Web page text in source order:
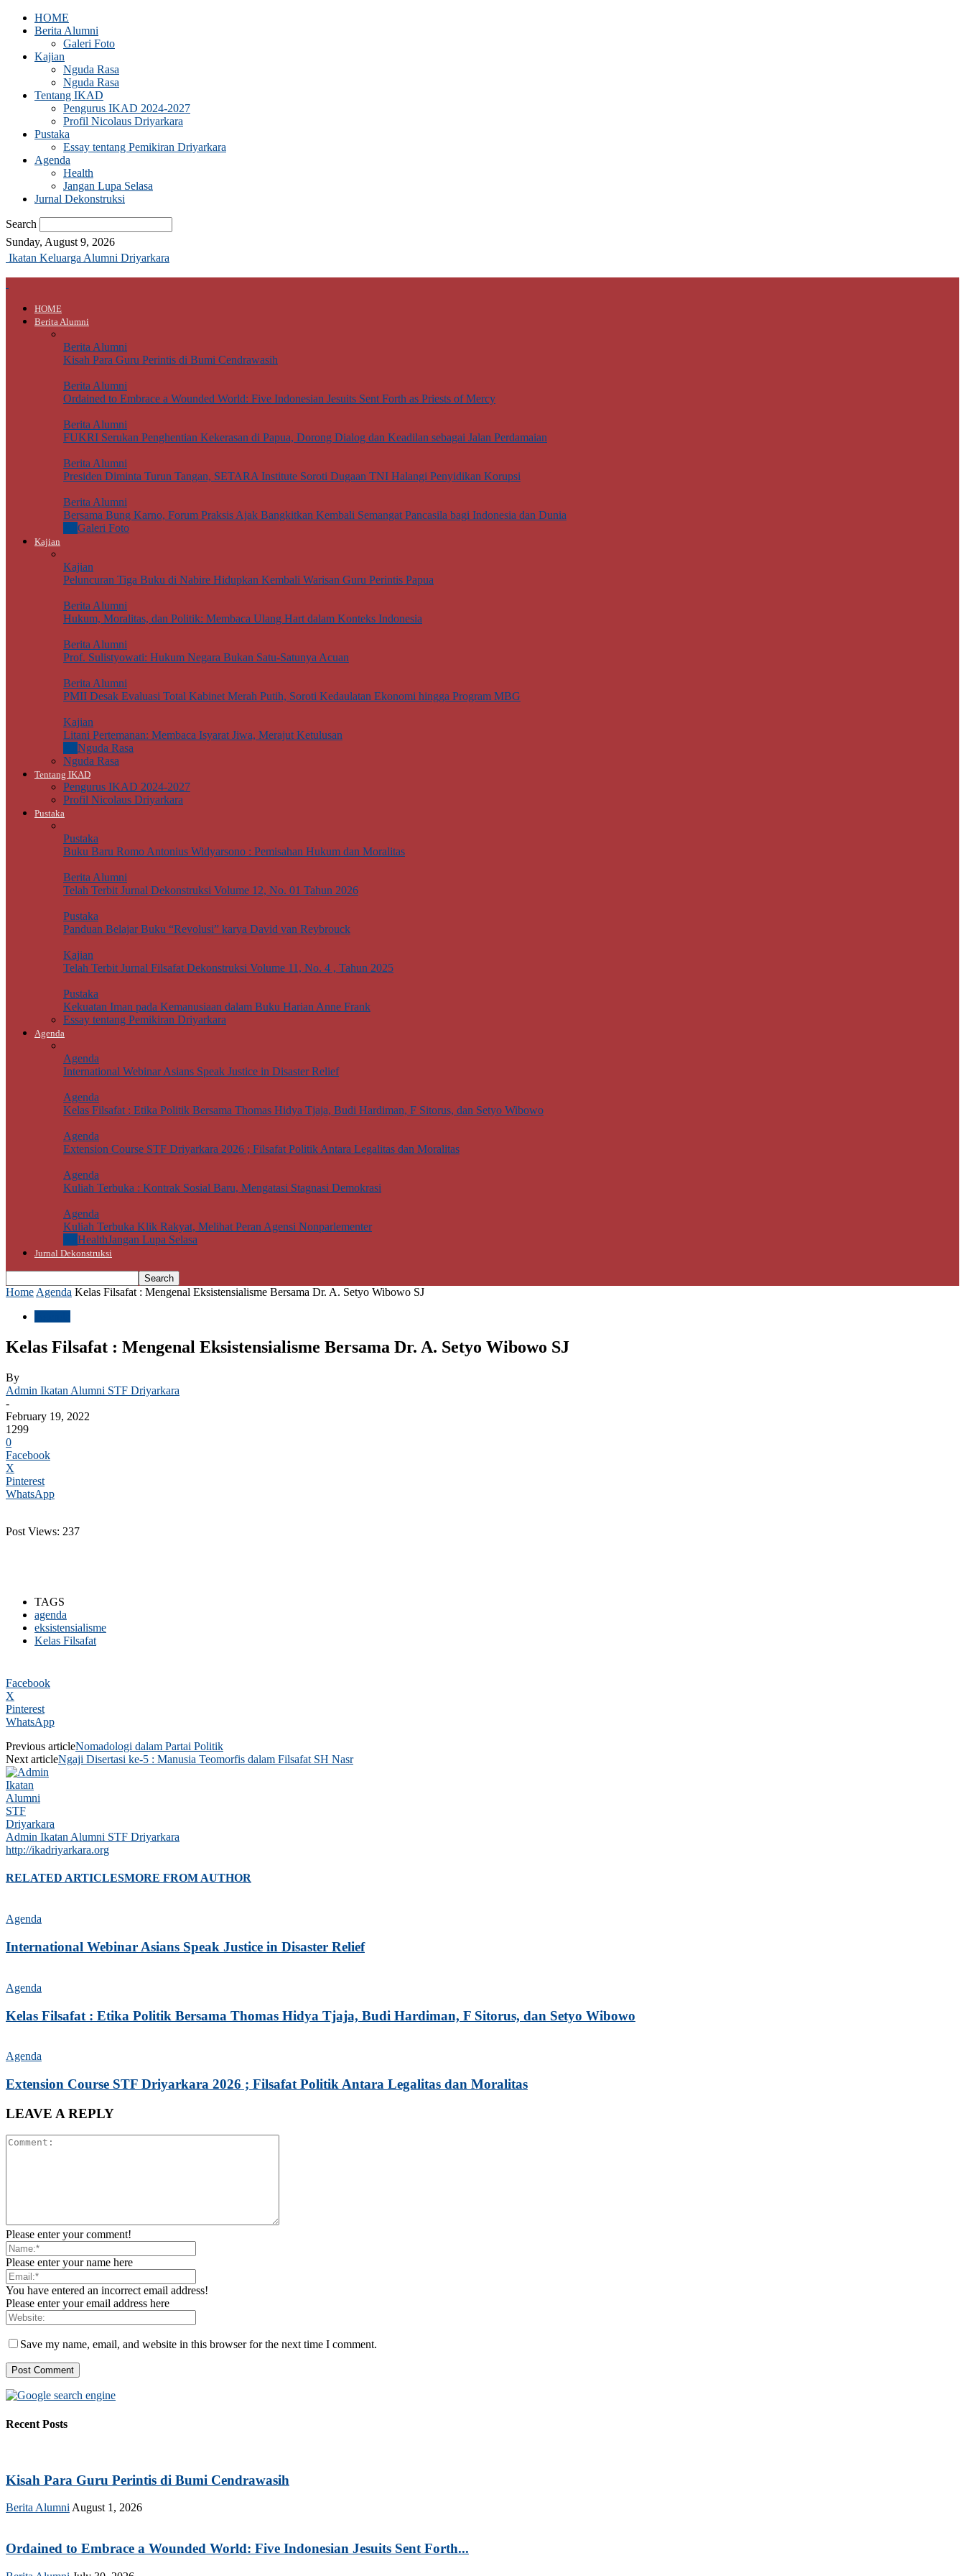
HOME
Berita Alumni
Galeri Foto
Kajian
Nguda Rasa
Nguda Rasa
Tentang IKAD
Pengurus IKAD 2024-2027
Profil Nicolaus Driyarkara
Pustaka
Essay tentang Pemikiran Driyarkara
Agenda
Health
Jangan Lupa Selasa
Jurnal Dekonstruksi
Search
Sunday, August 9, 2026
Ikatan Keluarga Alumni Driyarkara
HOME
Berita Alumni
Berita Alumni
Kisah Para Guru Perintis di Bumi Cendrawasih
Berita Alumni
Ordained to Embrace a Wounded World: Five Indonesian Jesuits Sent Forth as Priests of Mercy
Berita Alumni
FUKRI Serukan Penghentian Kekerasan di Papua, Dorong Dialog dan Keadilan sebagai Jalan Perdamaian
Berita Alumni
Presiden Diminta Turun Tangan, SETARA Institute Soroti Dugaan TNI Halangi Penyidikan Korupsi
Berita Alumni
Bersama Bung Karno, Forum Praksis Ajak Bangkitkan Kembali Semangat Pancasila bagi Indonesia dan Dunia
Galeri Foto
Kajian
Kajian
Peluncuran Tiga Buku di Nabire Hidupkan Kembali Warisan Guru Perintis Papua
Berita Alumni
Hukum, Moralitas, dan Politik: Membaca Ulang Hart dalam Konteks Indonesia
Berita Alumni
Prof. Sulistyowati: Hukum Negara Bukan Satu-Satunya Acuan
Berita Alumni
PMII Desak Evaluasi Total Kabinet Merah Putih, Soroti Kedaulatan Ekonomi hingga Program MBG
Kajian
Litani Pertemanan: Membaca Isyarat Jiwa, Merajut Ketulusan
Nguda Rasa
Nguda Rasa
Tentang IKAD
Pengurus IKAD 2024-2027
Profil Nicolaus Driyarkara
Pustaka
Pustaka
Buku Baru Romo Antonius Widyarsono : Pemisahan Hukum dan Moralitas
Berita Alumni
Telah Terbit Jurnal Dekonstruksi Volume 12, No. 01 Tahun 2026
Pustaka
Panduan Belajar Buku “Revolusi” karya David van Reybrouck
Kajian
Telah Terbit Jurnal Filsafat Dekonstruksi Volume 11, No. 4 , Tahun 2025
Pustaka
Kekuatan Iman pada Kemanusiaan dalam Buku Harian Anne Frank
Essay tentang Pemikiran Driyarkara
Agenda
Agenda
International Webinar Asians Speak Justice in Disaster Relief
Agenda
Kelas Filsafat : Etika Politik Bersama Thomas Hidya Tjaja, Budi Hardiman, F Sitorus, dan Setyo Wibowo
Agenda
Extension Course STF Driyarkara 2026 ; Filsafat Politik Antara Legalitas dan Moralitas
Agenda
Kuliah Terbuka : Kontrak Sosial Baru, Mengatasi Stagnasi Demokrasi
Agenda
Kuliah Terbuka Klik Rakyat, Melihat Peran Agensi Nonparlementer
HealthJangan Lupa Selasa
Jurnal Dekonstruksi
Home Agenda Kelas Filsafat : Mengenal Eksistensialisme Bersama Dr. A. Setyo Wibowo SJ
Kelas Filsafat : Mengenal Eksistensialisme Bersama Dr. A. Setyo Wibowo SJ
By
Admin Ikatan Alumni STF Driyarkara
-
February 19, 2022
1299
0
Facebook
X
Pinterest
WhatsApp
Post Views: 237
TAGS
agenda
eksistensialisme
Kelas Filsafat
Facebook
X
Pinterest
WhatsApp
Previous articleNomadologi dalam Partai Politik
Next articleNgaji Disertasi ke-5 : Manusia Teomorfis dalam Filsafat SH Nasr
Admin Ikatan Alumni STF Driyarkara
http://ikadriyarkara.org
RELATED ARTICLESMORE FROM AUTHOR
Agenda
International Webinar Asians Speak Justice in Disaster Relief
Agenda
Kelas Filsafat : Etika Politik Bersama Thomas Hidya Tjaja, Budi Hardiman, F Sitorus, dan Setyo Wibowo
Agenda
Extension Course STF Driyarkara 2026 ; Filsafat Politik Antara Legalitas dan Moralitas
LEAVE A REPLY
Please enter your comment!
Please enter your name here
You have entered an incorrect email address!
Please enter your email address here
Save my name, email, and website in this browser for the next time I comment.
Recent Posts
Kisah Para Guru Perintis di Bumi Cendrawasih
Berita Alumni August 1, 2026
Ordained to Embrace a Wounded World: Five Indonesian Jesuits Sent Forth...